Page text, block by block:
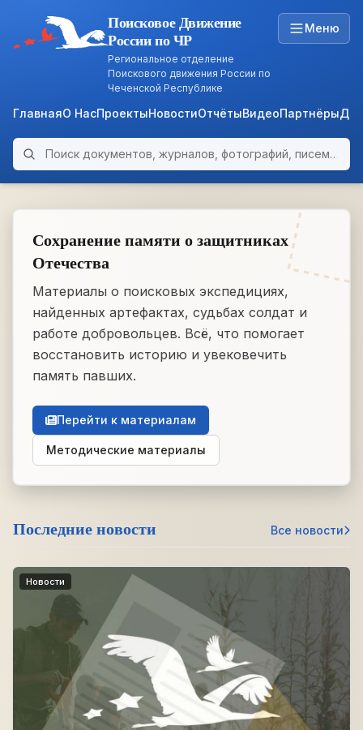
ARCHIVE
Поисковое Движение
России по ЧР
Региональное отделение
Поискового движения России по
Чеченской Республике
Меню
ГлавнаяО НасПроектыНовостиОтчётыВидеоПартнёры
Поиск по архиву
Сохранение памяти о защитниках
Отечества
Материалы о поисковых экспедициях,
найденных артефактах, судьбах солдат и
работе добровольцев. Всё, что помогает
восстановить историю и увековечить
память павших.
Перейти к материалам
Методические материалы
Последние новости Все новости
Новости